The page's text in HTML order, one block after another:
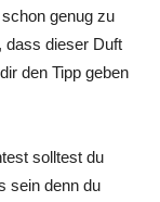
genug zu
dass dieser Duft
den Tipp geben
solltest du
sein denn du